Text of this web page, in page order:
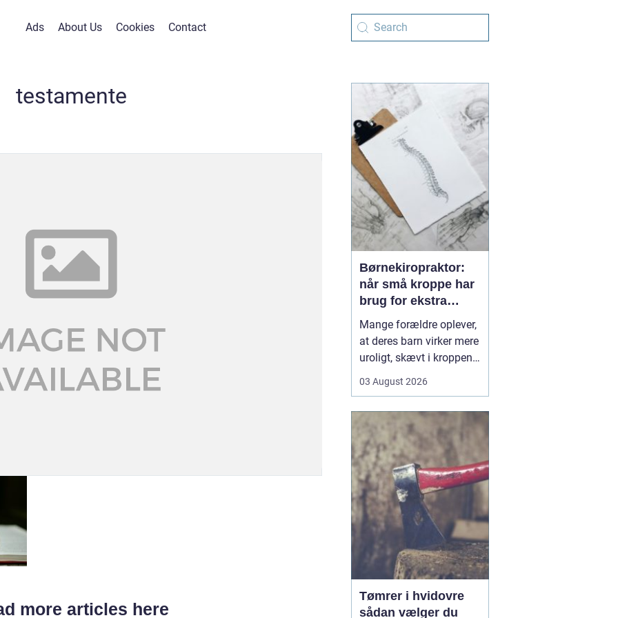
Ads About Us Cookies Contact
testamente
more articles here
Børnekiropraktor:
når små kroppe har
brug for ekstra
opmærksomhed
Mange forældre oplever,
at deres barn virker mere
uroligt, skævt i kroppen
uden at der er en klar
børnekiropraktor være en
mulighed. En kiropraktor
med særlig erfaring i...
03 August 2026
Tømrer i hvidovre
sådan vælger du